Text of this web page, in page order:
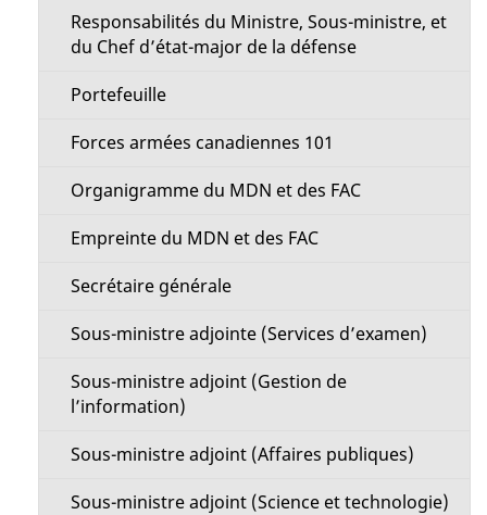
Responsabilités du Ministre, Sous-ministre, et
du Chef d’état-major de la défense
Portefeuille
Forces armées canadiennes 101
Organigramme du MDN et des FAC
Empreinte du MDN et des FAC
Secrétaire générale
Sous-ministre adjointe (Services d’examen)
Sous-ministre adjoint (Gestion de
l’information)
Sous-ministre adjoint (Affaires publiques)
Sous-ministre adjoint (Science et technologie)